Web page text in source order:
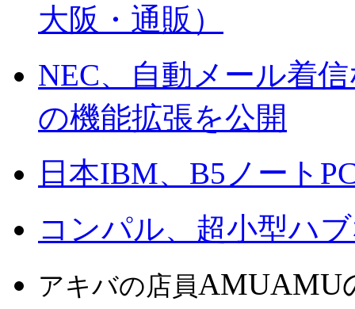
大阪・通販）
NEC、自動メール着
の機能拡張を公開
日本IBM、B5ノート
コンパル、超小型ハ
アキバの店員AMUAMU